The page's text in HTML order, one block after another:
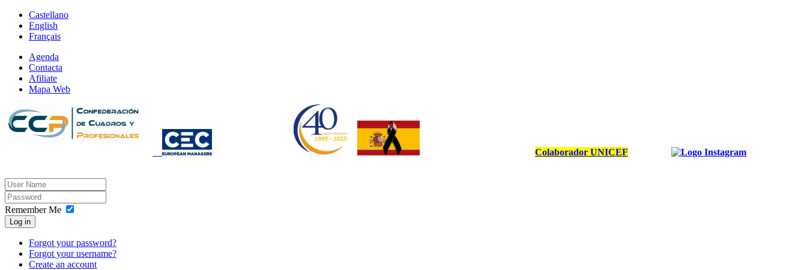
Castellano
English
Français
Agenda
Contacta
Afiliate
Mapa Web
Colaborador UNICEF
Remember Me
Log in
Forgot your password?
Forgot your username?
Create an account